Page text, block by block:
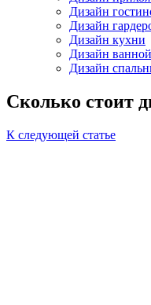
Дизайн
Дизайн
Дизайн кухни
Дизайн
Дизайн
Сколько стоит
К следующей статье